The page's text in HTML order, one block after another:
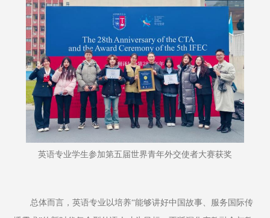
英语专业学生参加第五届世界青年外交使者大赛获奖
总体而言，英语专业以培养“能够讲好中国故事、服务国际传